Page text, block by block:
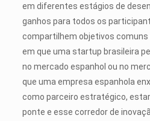
em diferentes estágios de
ganhos para todos os
compartilhem objetivos comuns
em que uma startup brasileira
no mercado espanhol ou no
que uma empresa espanhola
como parceiro estratégico,
ponte e esse corredor de